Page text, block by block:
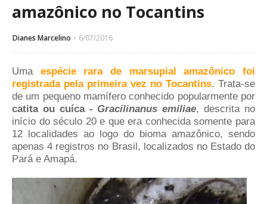
amazônico no Tocantins
Dianes Marcelino 6/07/2016
Uma espécie rara de marsupial amazônico foi
registrada pela primeira vez no Tocantins. Trata-se
de um pequeno mamífero conhecido popularmente por
catita ou cuíca - Gracilinanus emiliae, descrita no
início do século 20 e que era conhecida somente para
12 localidades ao logo do bioma amazônico, sendo
apenas 4 registros no Brasil, localizados no Estado do
Pará e Amapá.